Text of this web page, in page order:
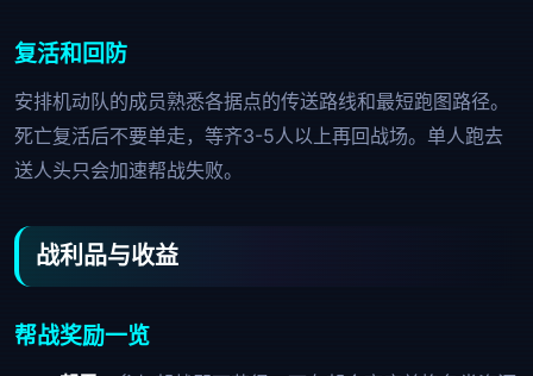
复活和回防
安排机动队的成员熟悉各据点的传送路线和最短跑图路径。
死亡复活后不要单走，等齐3-5人以上再回战场。单人跑去
送人头只会加速帮战失败。
战利品与收益
帮战奖励一览